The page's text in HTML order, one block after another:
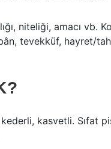
niteliği, amacı vb.
tevekküf, hayret/
kasvetli. Sıfat